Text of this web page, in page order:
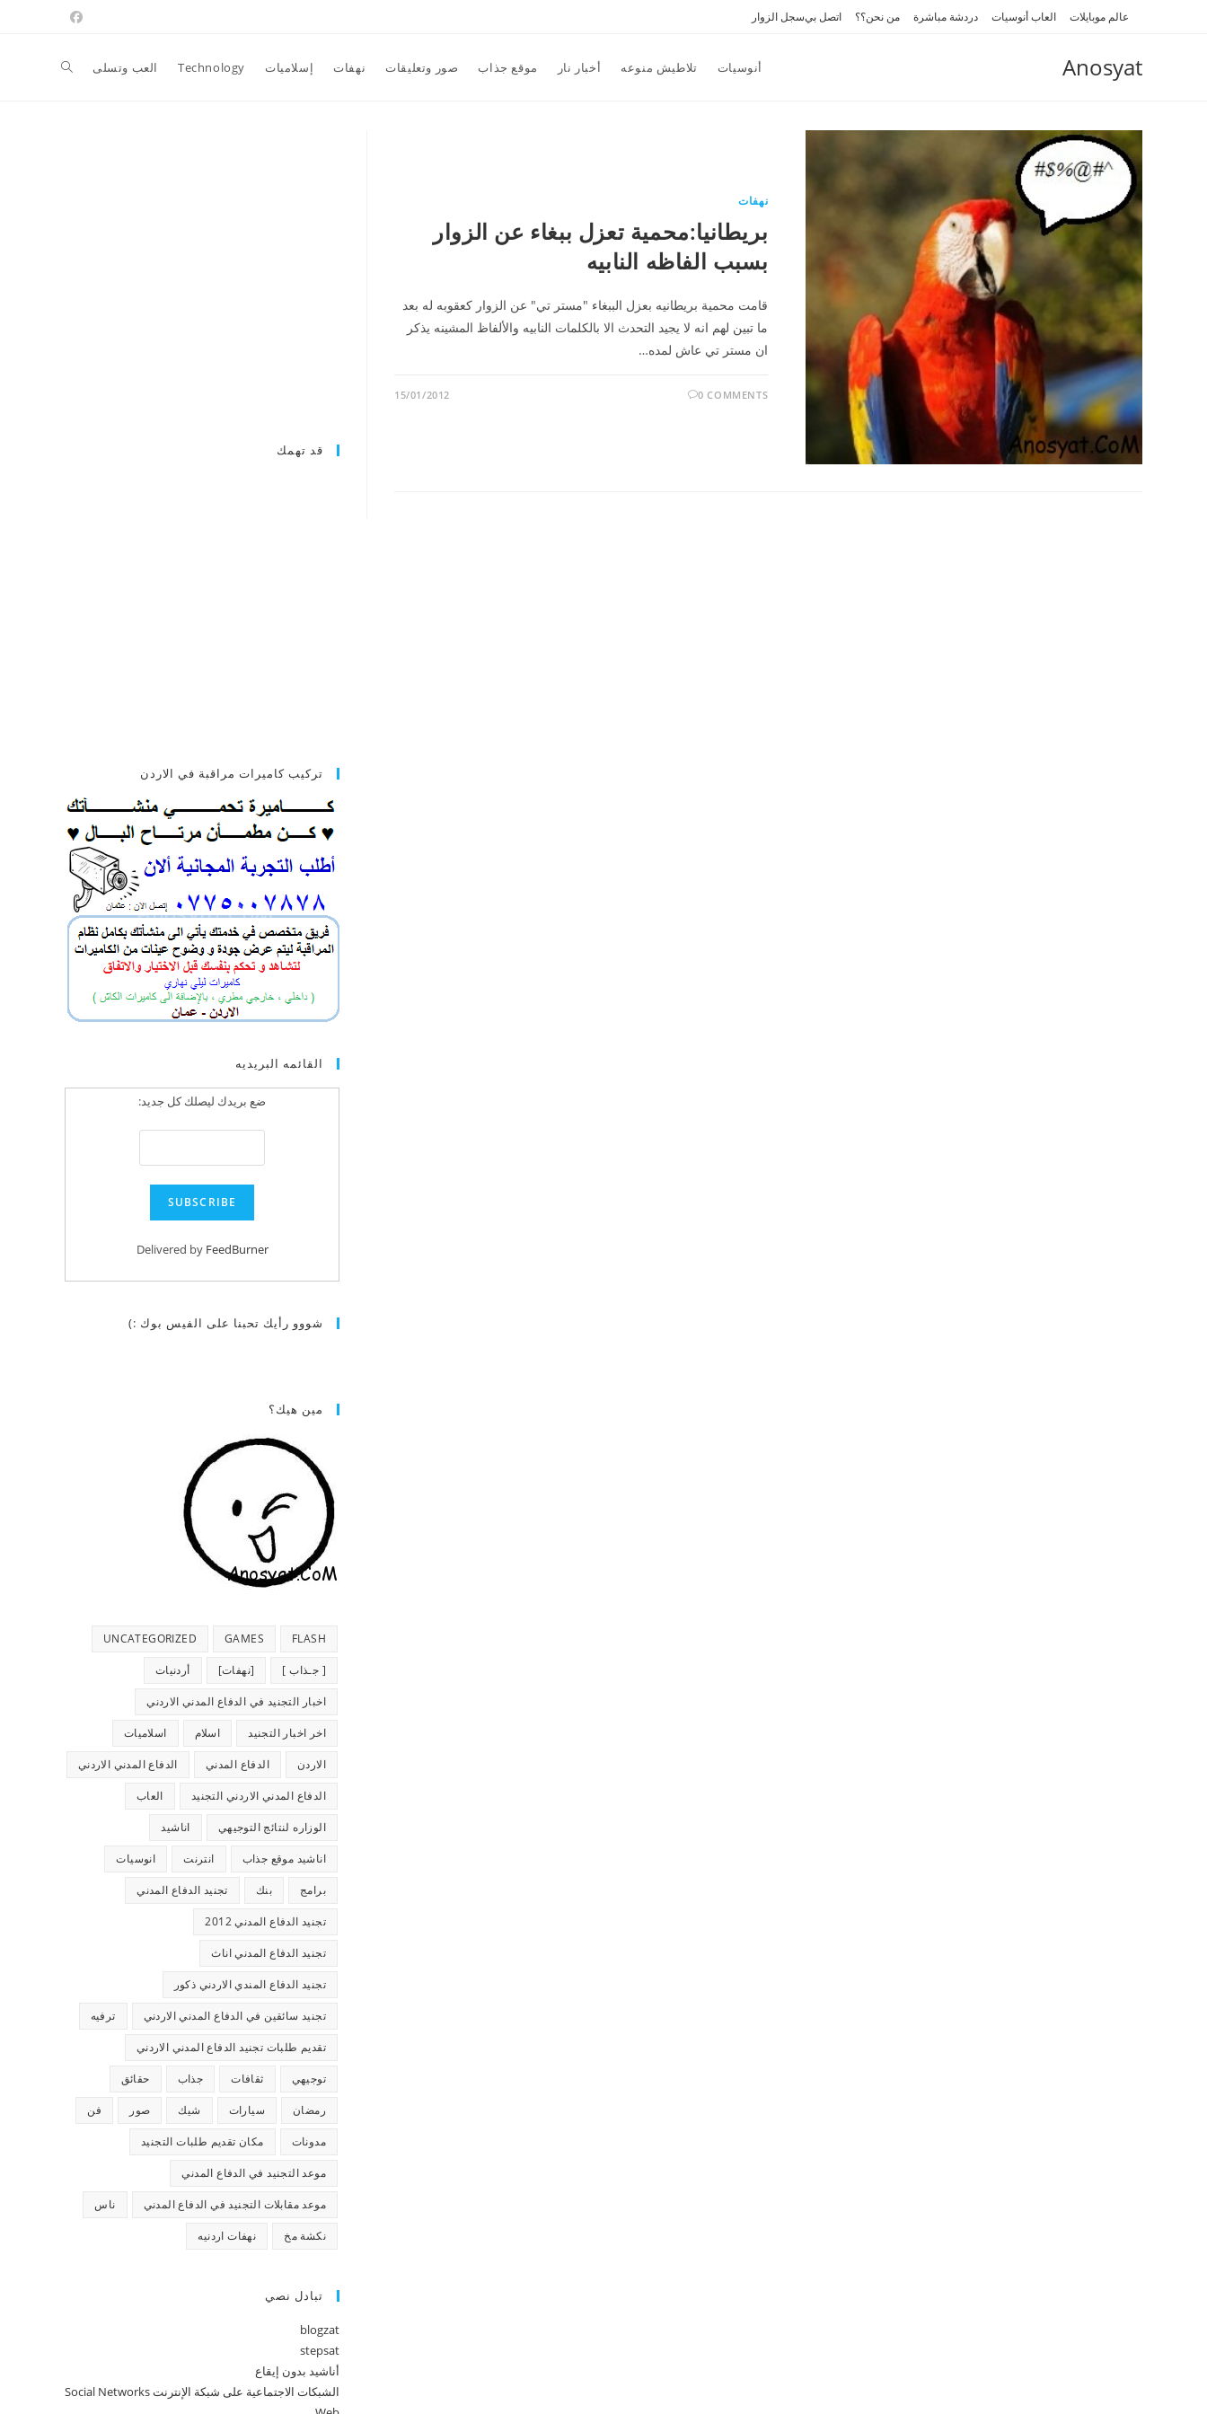
عالم موبايلات العاب أنوسيات دردشة مباشرة من نحن؟؟ اتصل بيسجل الزوار
Anosyat أنوسيات تلاطيش منوعه أخبار نار موقع جذاب صور وتعليقات نهفات إسلاميات Technology العب وتسلى Toggle
نهفات
بريطانيا:محمية تعزل ببغاء عن الزوار
بسبب الفاظه النابيه
قامت محمية بريطانيه بعزل الببغاء "مستر تي" عن الزوار كعقوبه له بعد
ما تبين لهم انه لا يجيد التحدث الا بالكلمات النابيه والألفاظ المشينه يذكر
ان مستر تي عاش لمده…
0 COMMENTS
15/01/2012
قد تهمك
تركيب كاميرات مراقبة في الاردن
القائمه البريديه
ضع بريدك ليصلك كل جديد:
Delivered by FeedBurner
شووو رأيك تحبنا على الفيس بوك :)
مين هيك؟
FLASH
GAMES
UNCATEGORIZED
[ جـذاب ] [نهفات] أردنيات
اخبار التجنيد في الدفاع المدني الاردني
اخر اخبار التجنيد اسلام اسلاميات
الاردن الدفاع المدني الدفاع المدني الاردني
الدفاع المدني الاردني التجنيد العاب
الوزاره لنتائج التوجيهي اناشيد
اناشيد موقع جذاب انترنت انوسيات
برامج بنك تجنيد الدفاع المدني
تجنيد الدفاع المدني 2012
تجنيد الدفاع المدني اناث
تجنيد الدفاع المندي الاردني ذكور
تجنيد سائقين في الدفاع المدني الاردني ترفيه
تقديم طلبات تجنيد الدفاع المدني الاردني
توجيهي ثقافات جذاب حقائق
رمضان سيارات شيك صور فن
مدونات مكان تقديم طلبات التجنيد
موعد التجنيد في الدفاع المدني
موعد مقابلات التجنيد في الدفاع المدني ناس
نكشة مخ نهفات اردنيه
تبادل نصي
blogzat
stepsat
أناشيد بدون إيقاع
الشبكات الاجتماعية على شبكة الإنترنت Social Networks